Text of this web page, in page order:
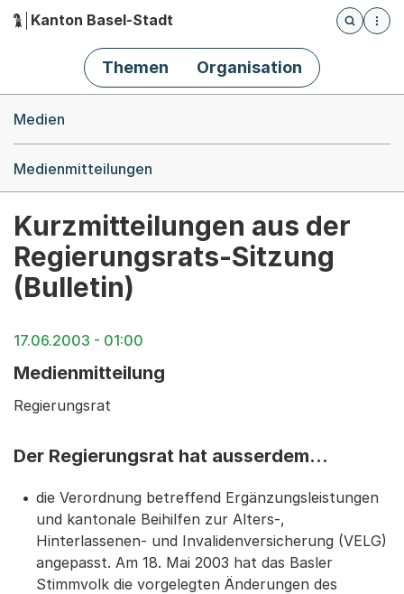
Hauptnavigation
Kanton Basel-Stadt
Öffnet
Themen Organisation
Medien
Medienmitteilungen
Kurzmitteilungen aus der
Regierungsrats-Sitzung
(Bulletin)
17.06.2003 - 01:00
Medienmitteilung
Regierungsrat
Der Regierungsrat hat ausserdem...
die Verordnung betreffend Ergänzungsleistungen
und kantonale Beihilfen zur Alters-,
Hinterlassenen- und Invalidenversicherung (VELG)
angepasst. Am 18. Mai 2003 hat das Basler
Stimmvolk die vorgelegten Änderungen des